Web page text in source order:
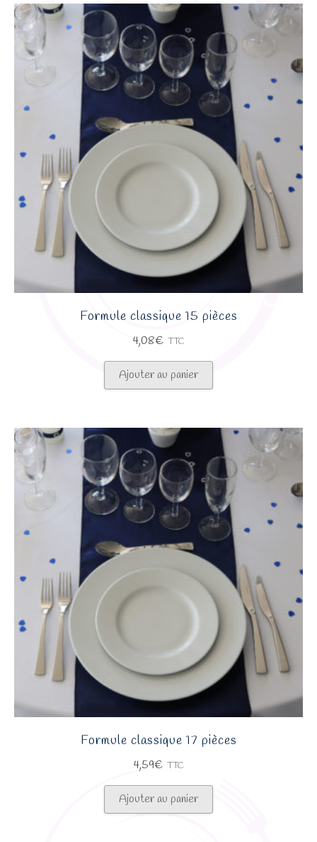
Formule classique 15 pièces
4,08€ TTC
Ajouter au panier
Formule classique 17 pièces
4,59€ TTC
Ajouter au panier